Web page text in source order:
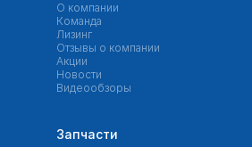
О компании
Команда
Лизинг
Отзывы о компании
Акции
Новости
Видеообзоры
Запчасти